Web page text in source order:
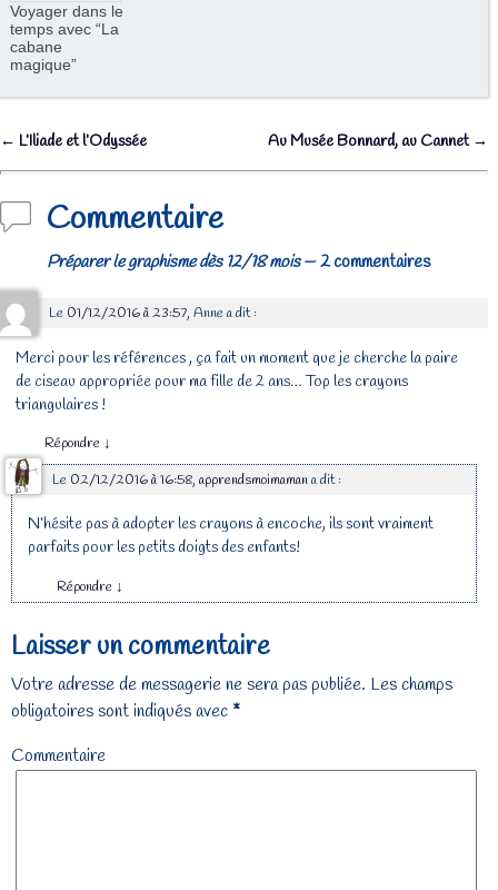
Voyager dans le
temps avec “La
cabane
magique”
Navigation des articles
← L’Iliade et l’Odyssée Au Musée Bonnard, au Cannet →
Commentaire
Préparer le graphisme dès 12/18 mois— 2 commentaires
Le 01/12/2016 à 23:57, Annea dit :
Merci pour les références , ça fait un moment que je cherche la paire
de ciseau appropriée pour ma fille de 2 ans… Top les crayons
triangulaires !
Répondre ↓
Le 02/12/2016 à 16:58, apprendsmoimamana dit :
N’hésite pas à adopter les crayons à encoche, ils sont vraiment
parfaits pour les petits doigts des enfants!
Répondre ↓
Laisser un commentaire
Votre adresse de messagerie ne sera pas publiée. Les champs
obligatoires sont indiqués avec *
Commentaire